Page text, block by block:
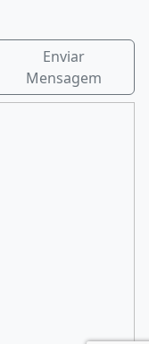
Enviar
Mensagem